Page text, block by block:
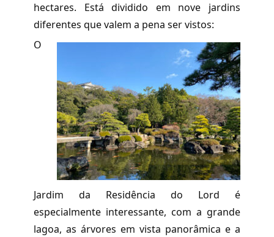
hectares. Está dividido em nove jardins
diferentes que valem a pena ser vistos:
O
Jardim da Residência do Lord é
especialmente interessante, com a grande
lagoa, as árvores em vista panorâmica e a